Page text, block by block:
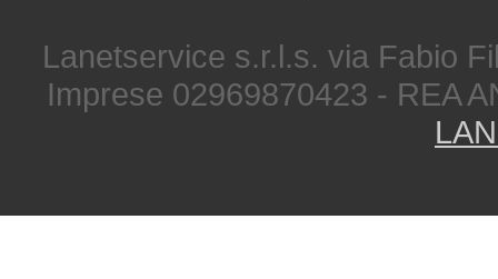
Lanetservice s.r.l.s. via Fabio
Imprese 02969870423 - REA